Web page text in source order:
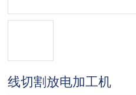
线切割放电加工机